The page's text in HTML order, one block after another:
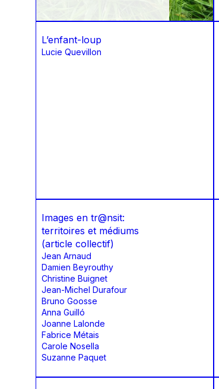
L’enfant-loup
Lucie Quevillon
Images en tr@nsit:
territoires et médiums
(article collectif)
Jean Arnaud
Damien Beyrouthy
Christine Buignet
Jean-Michel Durafour
Bruno Goosse
Anna Guilló
Joanne Lalonde
Fabrice Métais
Carole Nosella
Suzanne Paquet